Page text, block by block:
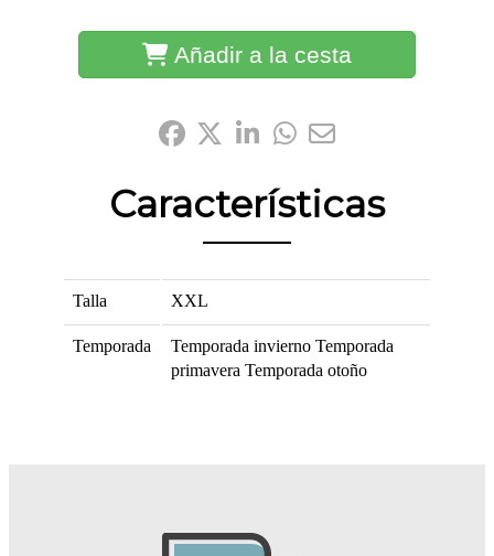
Añadir a la cesta
Características
Talla XXL
Temporada Temporada invierno Temporada
primavera Temporada otoño